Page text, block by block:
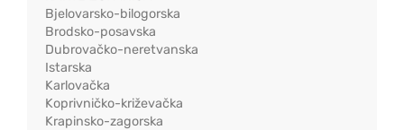
Bjelovarsko-bilogorska
Brodsko-posavska
Dubrovačko-neretvanska
Istarska
Karlovačka
Koprivničko-križevačka
Krapinsko-zagorska